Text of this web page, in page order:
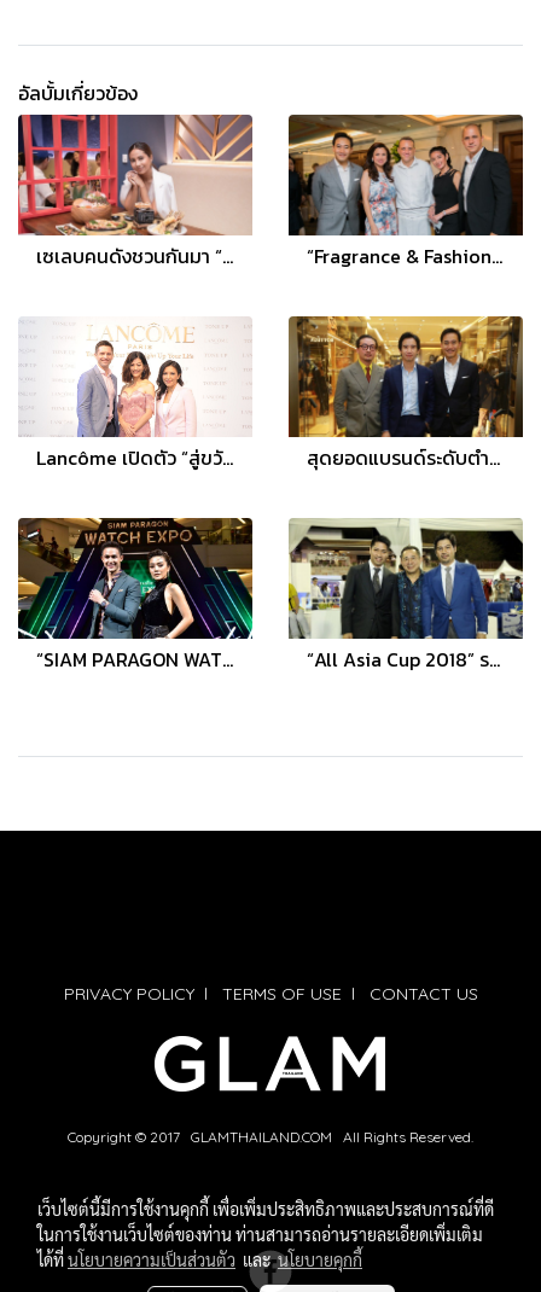
อัลบั้มเกี่ยวข้อง
เซเลบคนดังชวนกันมา “สด ฟิน คุ้ม” ลิ้มรสอาหารญี่ปุ่นร้าน “Sushi Seki” ที่ เอ็มควอเทียร์ “Fragrance & Fashion” เทศกาลเวิลด์ กูร์เมต์ เฟสติวัล ครั้งที่ 18 ณ โรงแรมอนันตรา สยาม กรุงเทพ
Lancôme เปิดตัว “สู่ขวัญ” แบรนด์ไอคอนคนแรก พร้อมแนะนำ 2 ผลิตภัณฑ์ใหม่ เพื่อผิวขาวกระจ่างใสไร้ที่ติ สุดยอดแบรนด์ระดับตำนาน เบอร์ลูติ (Berluti) เปิดบูติกแห่งแรกในไทย พร้อมเอาใจเหล่าสุภาพบุรุษมีสไตล์
“SIAM PARAGON WATCH EXPO 2019” สุดอลังการ “THE RHYTHM OF TIMEPIECES” “All Asia Cup 2018” รอบชิงชนะเลิศ ดารา เซเลบริตี้ จัดเต็ม โก้ หรู ตบเท้าเข้าร่วมงาน
PRIVACY POLICYl TERMS OF USE l CONTACT US
Copyright © 2017 GLAMTHAILAND.COM All Rights Reserved.
เว็บไซต์นี้มีการใช้งานคุกกี้ เพื่อเพิ่มประสิทธิภาพและประสบการณ์ที่ดี
ในการใช้งานเว็บไซต์ของท่าน ท่านสามารถอ่านรายละเอียดเพิ่มเติม
ได้ที่นโยบายความเป็นส่วนตัว และนโยบายคุกกี้